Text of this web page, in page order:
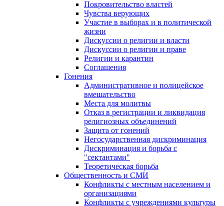
Покровительство властей
Чувства верующих
Участие в выборах и в политической
жизни
Дискуссии о религии и власти
Дискуссии о религии и праве
Религии и карантин
Соглашения
Гонения
Административное и полицейское
вмешательство
Места для молитвы
Отказ в регистрации и ликвидация
религиозных объединений
Защита от гонений
Негосударственная дискриминация
Дискриминация и борьба с
"сектантами"
Теоретическая борьба
Общественность и СМИ
Конфликты с местным населением и
организациями
Конфликты с учреждениями культуры